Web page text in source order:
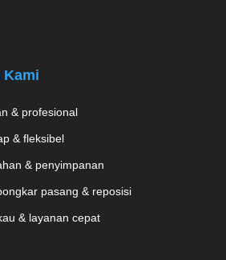
Kami
& profesional
& fleksibel
& penyimpanan
pasang & reposisi
& layanan cepat